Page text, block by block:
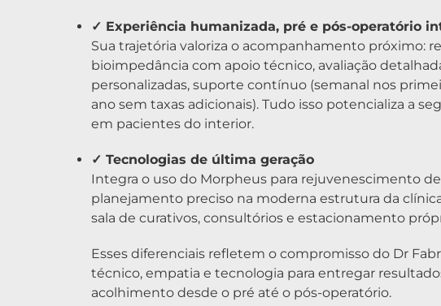
✓ Experiência humanizada, pré e pós-operatório
Sua trajetória valoriza o acompanhamento próximo:
bioimpedância com apoio técnico, avaliação
personalizadas, suporte contínuo (semanal nos
ano sem taxas adicionais). Tudo isso potencializa a
em pacientes do interior.
✓ Tecnologias de última geração
Integra o uso do Morpheus para rejuvenescimento
planejamento preciso na moderna estrutura da
sala de curativos, consultórios e estacionamento
Esses diferenciais refletem o compromisso do Dr
técnico, empatia e tecnologia para entregar
acolhimento desde o pré até o pós-operatório.